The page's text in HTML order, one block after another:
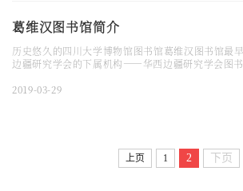
葛维汉图书馆简介
历史悠久的四川大学博物馆图书馆葛维汉图书馆最
边疆研究学会的下属机构——华西边疆研究学会图
名为“葛维汉图书馆”，之后又几易其名，2016年
2019-03-29
上页 1 2 下页